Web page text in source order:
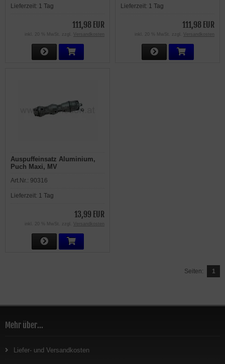
Lieferzeit: 1 Tag
111,98 EUR
inkl. 20 % MwSt. zzgl. Versandkosten
Lieferzeit: 1 Tag
111,98 EUR
inkl. 20 % MwSt. zzgl. Versandkosten
Auspuffeinsatz Aluminium,
Puch Maxi, MV
Art.Nr.: 90316
Lieferzeit: 1 Tag
13,99 EUR
inkl. 20 % MwSt. zzgl. Versandkosten
Seiten: 1
Mehr über...
Liefer- und Versandkosten